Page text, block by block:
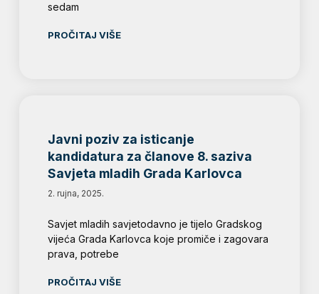
sedam
PROČITAJ VIŠE
Javni poziv za isticanje
kandidatura za članove 8. saziva
Savjeta mladih Grada Karlovca
2. rujna, 2025.
Savjet mladih savjetodavno je tijelo Gradskog
vijeća Grada Karlovca koje promiče i zagovara
prava, potrebe
PROČITAJ VIŠE